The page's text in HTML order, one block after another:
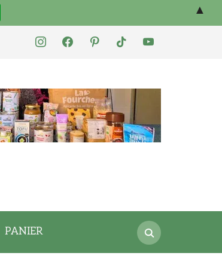
instagramfacebookpinteresttiktok youtube
Search
for:
PANIER
▲